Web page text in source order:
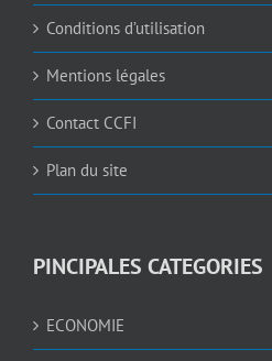
Conditions d’utilisation
Mentions légales
Contact CCFI
Plan du site
PINCIPALES CATEGORIES
ECONOMIE